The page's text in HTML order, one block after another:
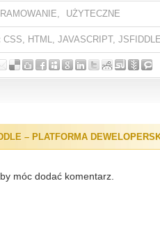
, UŻYTECZNE
CSS, HTML, JAVASCRIPT,
– PLATFORMA
móc dodać komentarz.